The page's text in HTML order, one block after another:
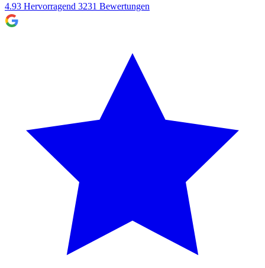
4.93 Hervorragend 3231 Bewertungen